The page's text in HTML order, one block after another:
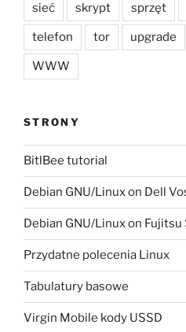
sieć skrypt sprzęt
telefon tor upgrade
WWW
STRONY
BitlBee tutorial
Debian GNU/Linux on Dell
Debian GNU/Linux on
Przydatne polecenia Linux
Tabulatury basowe
Virgin Mobile kody USSD